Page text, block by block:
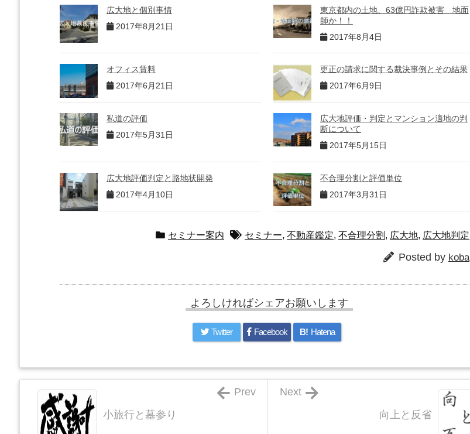
広大地と個別事情
2017年8月21日
東京都内の土地、63億円詐欺被害 地面
師か！！
2017年8月4日
オフィス賃料
2017年6月21日
更正の請求に関する裁決事例とその結果
2017年6月9日
私道の評価
2017年5月31日
広大地評価・判定とマンション適地の判
断について
2017年5月15日
広大地評価判定と路地状開発
2017年4月10日
不合理分割と評価単位
2017年3月31日
セミナー案内 セミナー, 不動産鑑定, 不合理分割 , 広大地, 広大地判定
Posted by koba
よろしければシェアお願いします
Twitter Facebook B! Hatena
向上と反省
Next
小旅行と墓参り
Prev